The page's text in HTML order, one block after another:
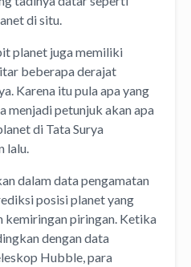
di situ.
planet juga memiliki
beberapa derajat
Karena itu pula apa yang
menjadi petunjuk akan apa
di Tata Surya
lalu.
dalam data pengamatan
posisi planet yang
piringan. Ketika
dengan data
Hubble, para